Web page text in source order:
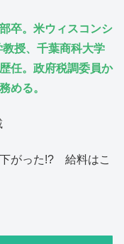
卒。米ウィスコンシ
授、千葉商科大学
任。政府税調委員か
める。
がった!? 給料はこ